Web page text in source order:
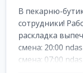
В пекарню-
сотрудники!
раскладка
смена: 20:00
смена: 07:00